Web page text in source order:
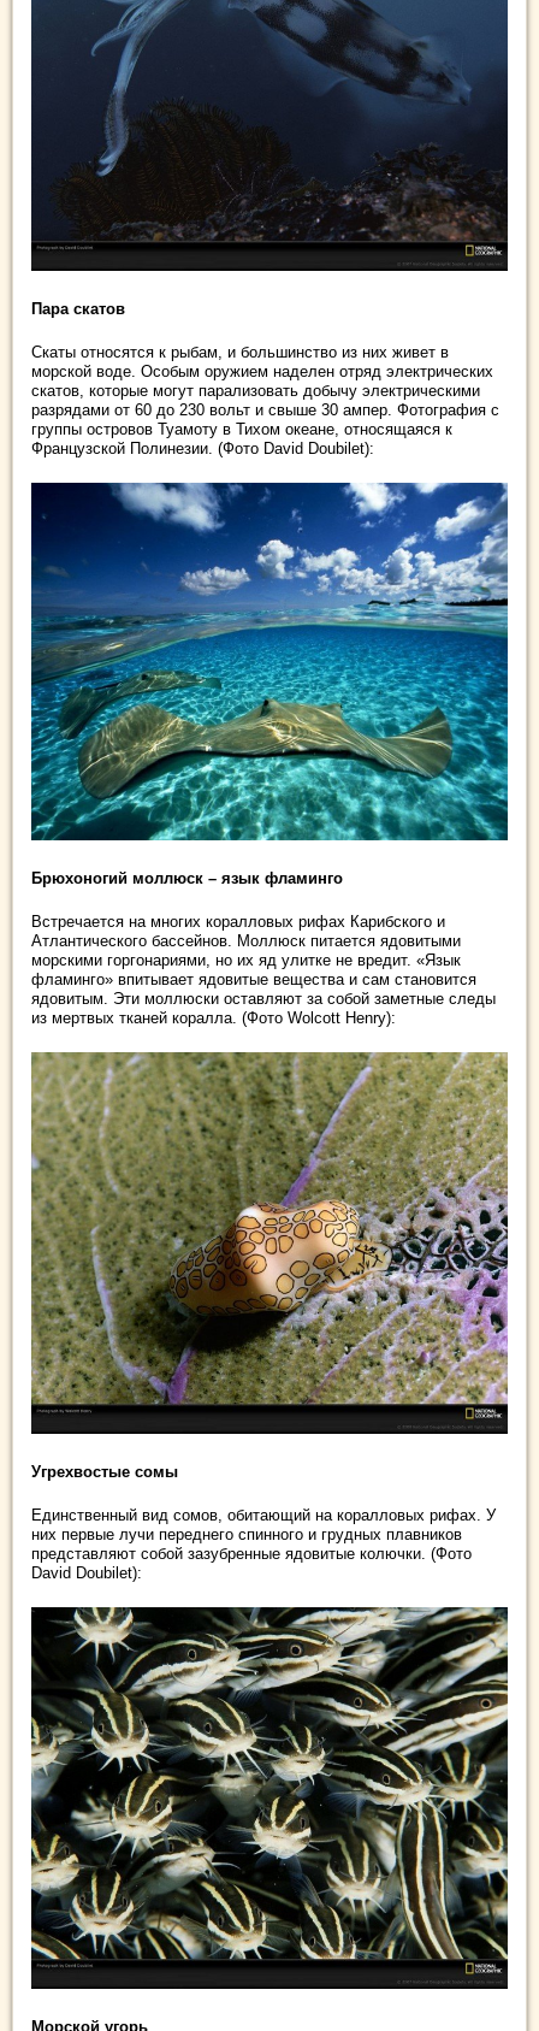
Пара скатов
Скаты относятся к рыбам, и большинство из них живет в
морской воде. Особым оружием наделен отряд электрических
скатов, которые могут парализовать добычу электрическими
разрядами от 60 до 230 вольт и свыше 30 ампер. Фотография с
группы островов Туамоту в Тихом океане, относящаяся к
Французской Полинезии. (Фото David Doubilet):
Брюхоногий моллюск – язык фламинго
Встречается на многих коралловых рифах Карибского и
Атлантического бассейнов. Моллюск питается ядовитыми
морскими горгонариями, но их яд улитке не вредит. «Язык
фламинго» впитывает ядовитые вещества и сам становится
ядовитым. Эти моллюски оставляют за собой заметные следы
из мертвых тканей коралла. (Фото Wolcott Henry):
Угрехвостые сомы
Единственный вид сомов, обитающий на коралловых рифах. У
них первые лучи переднего спинного и грудных плавников
представляют собой зазубренные ядовитые колючки. (Фото
David Doubilet):
Морской угорь